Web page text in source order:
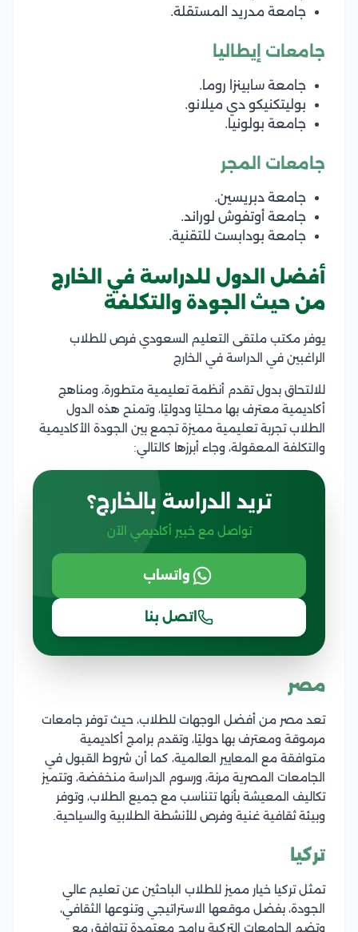
جامعة مدريد المستقلة.
جامعات إيطاليا
جامعة سابينزا روما.
بوليتكنيكو دي ميلانو.
جامعة بولونيا.
جامعات المجر
جامعة دبريسين.
جامعة أوتفوش لوراند.
جامعة بودابست للتقنية.
أفضل الدول للدراسة في الخارج
من حيث الجودة والتكلفة
يوفر مكتب ملتقى التعليم السعودي فرص للطلاب
الراغبين في الدراسة في الخارج
للالتحاق بدول تقدم أنظمة تعليمية متطورة، ومناهج
أكاديمية معترف بها محليًا ودوليًا، وتمنح هذه الدول
الطلاب تجربة تعليمية مميزة تجمع بين الجودة الأكاديمية
والتكلفة المعقولة، وجاء أبرزها كالتالي:
تريد الدراسة بالخارج؟
تواصل مع خبير أكاديمي الآن
واتساب
اتصل بنا
مصر
تعد مصر من أفضل الوجهات للطلاب، حيث توفر جامعات
مرموقة ومعترف بها دوليًا، وتقدم برامج أكاديمية
متوافقة مع المعايير العالمية، كما أن شروط القبول في
الجامعات المصرية مرنة، ورسوم الدراسة منخفضة، وتتميز
تكاليف المعيشة بأنها تتناسب مع جميع الطلاب، وتوفر
وبيئة ثقافية غنية وفرص للأنشطة الطلابية والسياحية.
تركيا
تمثل تركيا خيار مميز للطلاب الباحثين عن تعليم عالي
الجودة، بفضل موقعها الاستراتيجي وتنوعها الثقافي،
وتضم الجامعات التركية برامج معتمدة تتوافق مع